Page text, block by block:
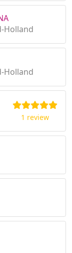
Holland
Holland
1 review